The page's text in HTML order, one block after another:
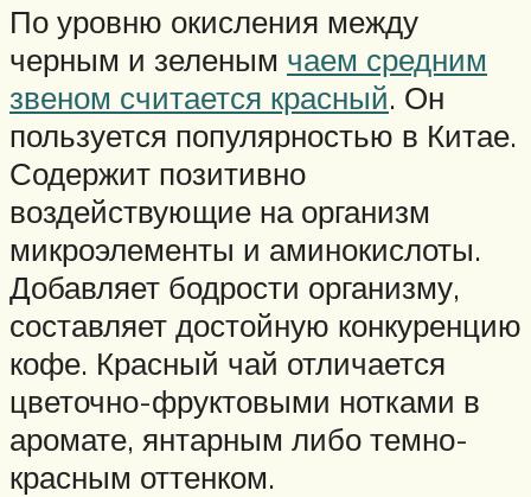
По уровню окисления между
черным и зеленым чаем средним
звеном считается красный. Он
пользуется популярностью в Китае.
Содержит позитивно
воздействующие на организм
микроэлементы и аминокислоты.
Добавляет бодрости организму,
составляет достойную конкуренцию
кофе. Красный чай отличается
цветочно-фруктовыми нотками в
аромате, янтарным либо темно-
красным оттенком.